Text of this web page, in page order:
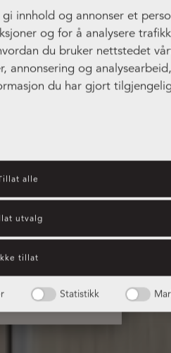
innhold og annonser et
og for å analysere
du bruker nettstedet
annonsering og
du har gjort
alle
utvalg
tillat
Statistikk
rom
online